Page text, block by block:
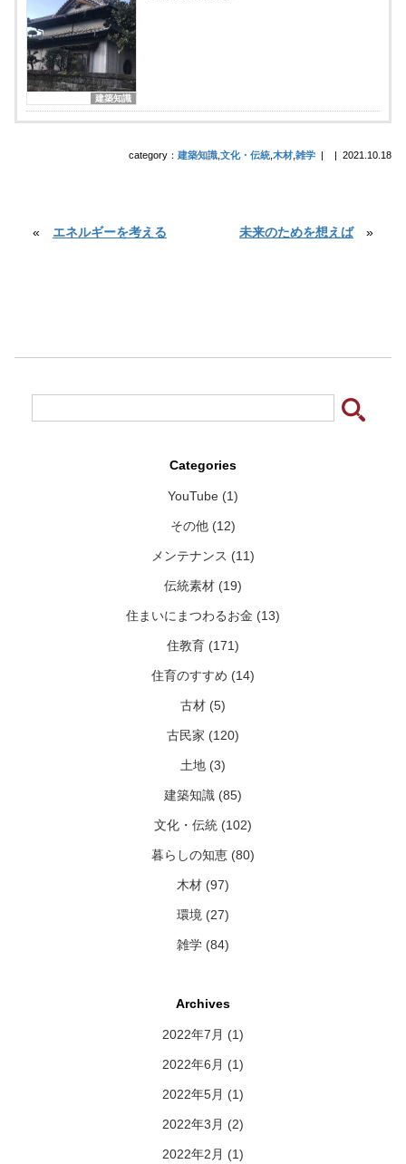
建築知識
category：建築知識 ,文化・伝統 ,木材 ,雑学 | |2021.10.18
« エネルギーを考える 未来のためを想えば »
Categories
YouTube (1)
その他 (12)
メンテナンス (11)
伝統素材 (19)
住まいにまつわるお金 (13)
住教育 (171)
住育のすすめ (14)
古材 (5)
古民家 (120)
土地 (3)
建築知識 (85)
文化・伝統 (102)
暮らしの知恵 (80)
木材 (97)
環境 (27)
雑学 (84)
Archives
2022年7月 (1)
2022年6月 (1)
2022年5月 (1)
2022年3月 (2)
2022年2月 (1)